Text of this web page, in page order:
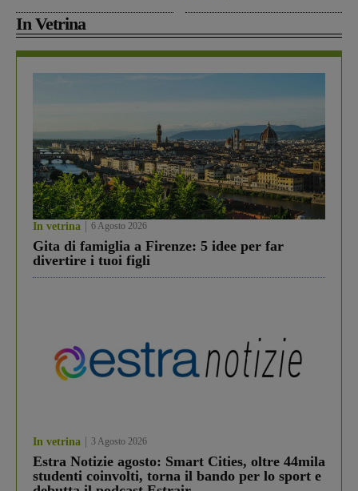
In Vetrina
In vetrina 6 Agosto 2026
Gita di famiglia a Firenze: 5 idee per far
divertire i tuoi figli
In vetrina 3 Agosto 2026
Estra Notizie agosto: Smart Cities, oltre 44mila
studenti coinvolti, torna il bando per lo sport e